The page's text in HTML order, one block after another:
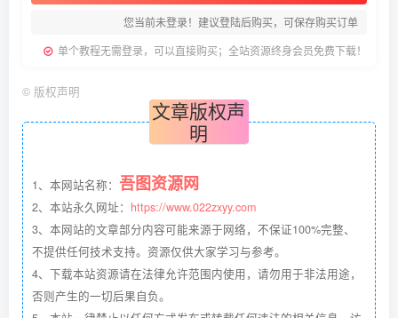
您当前未登录！建议登陆后购买，可保存购买订单
单个教程无需登录，可以直接购买；全站资源终身会员免费下载！
© 版权声明
文章版权声
明
1、本网站名称： 吾图资源网
2、本站永久网址： https://www.022zxyy.com
3、本网站的文章部分内容可能来源于网络，不保证100%完整、
不提供任何技术支持。资源仅供大家学习与参考。
4、下载本站资源请在法律允许范围内使用，请勿用于非法用途，
否则产生的一切后果自负。